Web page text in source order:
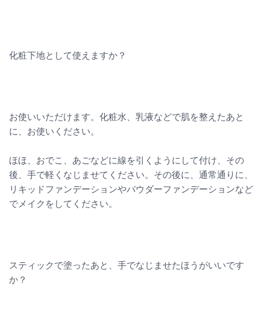
化粧下地として使えますか？
お使いいただけます。化粧水、乳液などで肌を整えたあと
に、お使いください。
ほほ、おでこ、あごなどに線を引くようにして付け、その
後、手で軽くなじませてください。その後に、通常通りに、
リキッドファンデーションやパウダーファンデーションなど
でメイクをしてください。
スティックで塗ったあと、手でなじませたほうがいいです
か？